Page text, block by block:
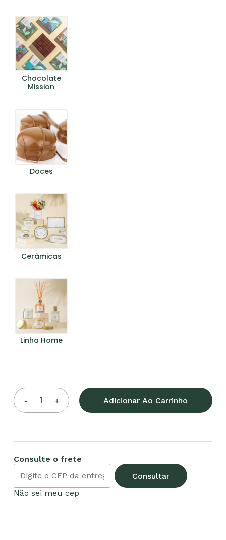
Nenhum produto no
Chocolate
Mission
Doces
Cerâmicas
Linha Home
Adicionar Ao Carrinho
Consulte o frete
Consultar
Não sei meu cep